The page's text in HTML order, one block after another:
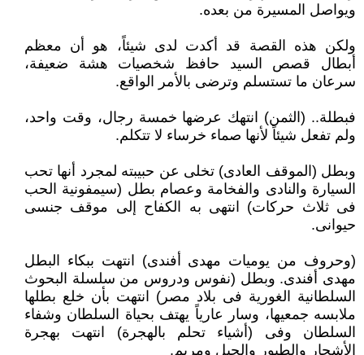
ويواصل المسيرة من بعده.
ولكن هذه القصة قد أكدت لدى شيئاً، هو أن معظم
أبطال قصص السيد حافظ شخصيات هشة ضعيفة،
سرعان ما تستسلم وترضى بالأمر الواقع.
فبطلة.. (الثمن) انتهك عرضها خمسة رجال، وقت واحد،
ولم تفعل شيئاً لأنها صماء خرساء لا تتكلم.
وبطل (الموقف العادى) تخلى عن حبيبته لمجرد أنها تحب
السيارة والنادى والفخامة وعصام بطل (سيمفونية الحب
فى ثلاث حركات) انتهى به الكفاح إلى موقف جنسى
حيوانى.
(وحروف من يوميات مهدى أفندى) انتهت ببكاء البطل
مهدى أفندى. وبطل (نفوس ودروس من سلسلة البحوث
السلطانية الغورية فى بلاد مصر) انتهت بأن خلع بطلها
ملابسه جمعيها، وسار عارياً يهتف بحياة السلطان وشفاء
السلطان وفى (أشياء تحلم بالهجرة) انتهت بهجرة
الأشجار والطيور والجبل ومريم.